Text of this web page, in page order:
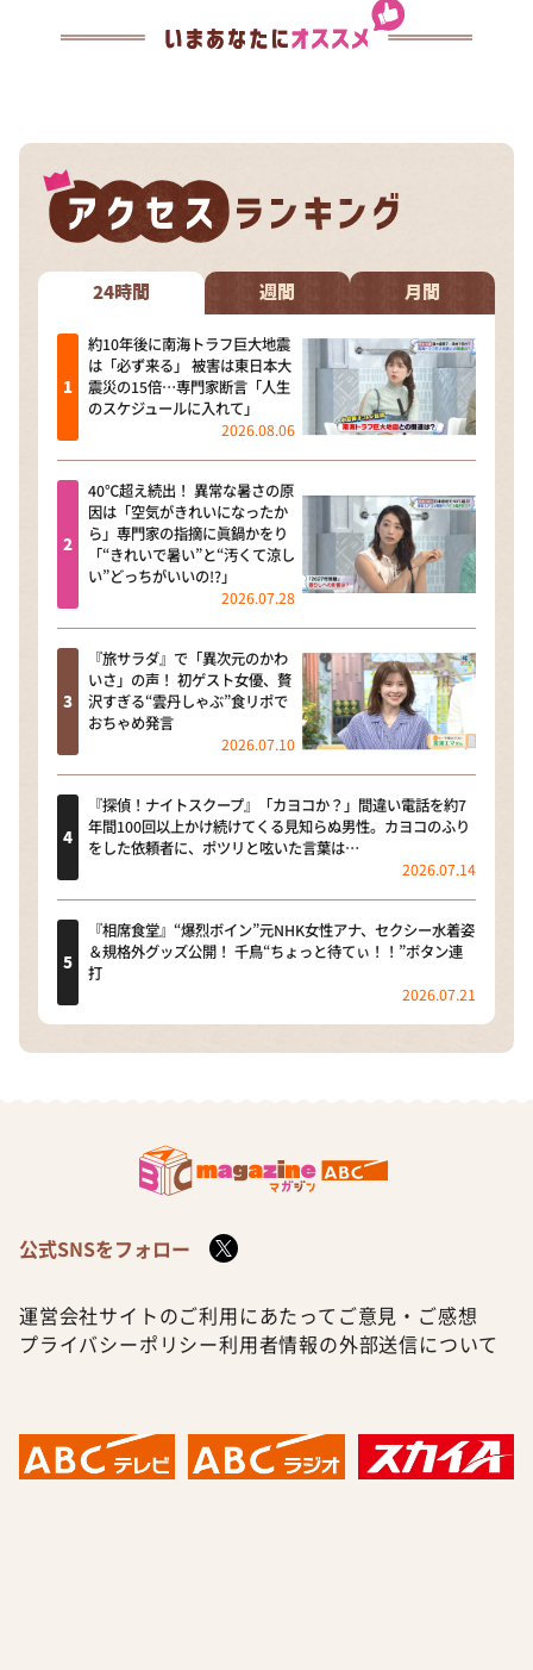
24時間 週間 月間
約10年後に南海トラフ巨大地震
は「必ず来る」 被害は東日本大
震災の15倍…専門家断言「人生
のスケジュールに入れて」
2026.08.06
40℃超え続出！ 異常な暑さの原
因は「空気がきれいになったか
ら」専門家の指摘に眞鍋かをり
「“きれいで暑い”と“汚くて涼し
い”どっちがいいの!?」
2026.07.28
『旅サラダ』で「異次元のかわ
いさ」の声！ 初ゲスト女優、贅
沢すぎる“雲丹しゃぶ”食リポで
おちゃめ発言
2026.07.10
『探偵！ナイトスクープ』「カヨコか？」間違い電話を約7
年間100回以上かけ続けてくる見知らぬ男性。カヨコのふり
をした依頼者に、ポツリと呟いた言葉は…
2026.07.14
『相席食堂』“爆烈ボイン”元NHK女性アナ、セクシー水着姿
＆規格外グッズ公開！ 千鳥“ちょっと待てぃ！！”ボタン連
打
2026.07.21
公式SNSをフォロー
運営会社サイトのご利用にあたって ご意見・ご感想
プライバシーポリシー利用者情報の外部送信について